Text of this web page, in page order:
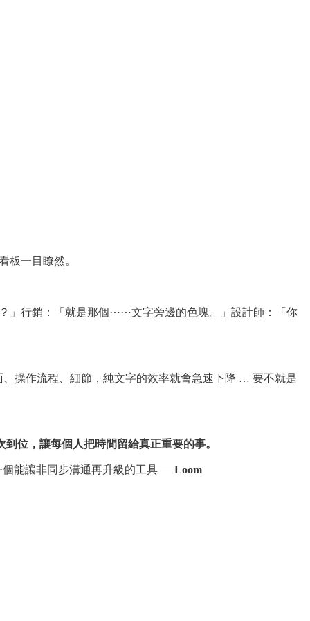
板一目瞭然。
」行銷：「就是那個⋯⋯文字旁邊的色塊。」設計師：「你
操作流程、細節，純文字的效率就會急速下降 … 要不就是
到位，讓每個人把時間留給真正重要的事。
個能讓非同步溝通再升級的工具 — Loom